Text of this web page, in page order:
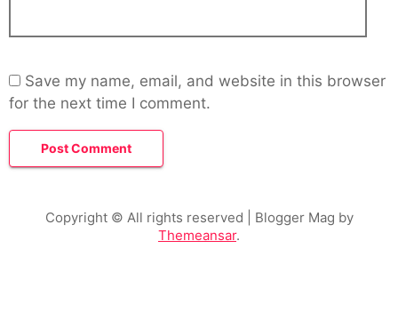
Save my name, email, and website in this browser
for the next time I comment.
Copyright © All rights reserved | Blogger Mag by
Themeansar.